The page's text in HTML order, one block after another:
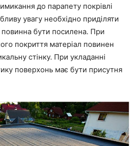
до парапету покрівлі
увагу необхідно приділяти
повинна бути посилена. При
покриття матеріал повинен
стінку. При укладанні
поверхонь має бути присутня